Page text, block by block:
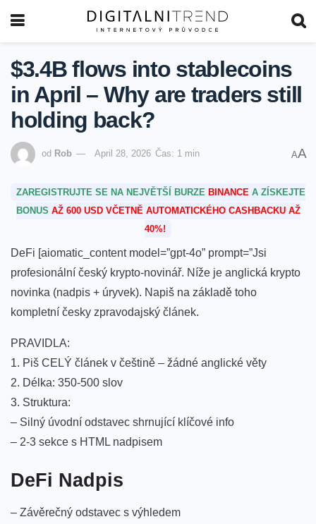
$3.4B flows into stablecoins
in April – Why are traders still
holding back?
od Rob April 28, 2026 Čas: 1 min AA
ZAREGISTRUJTE SE NA NEJVĚTŠÍ BURZE BINANCE A ZÍSKEJTE
BONUS AŽ 600 USD VČETNĚ AUTOMATICKÉHO CASHBACKU AŽ
40%!
DeFi [aiomatic_content model=”gpt-4o” prompt=”Jsi
profesionální český krypto-novinář. Níže je anglická krypto
novinka (nadpis + úryvek). Napiš na základě toho
kompletní česky zpravodajský článek.
PRAVIDLA:
1. Piš CELÝ článek v češtině – žádné anglické věty
2. Délka: 350-500 slov
3. Struktura:
– Silný úvodní odstavec shrnující klíčové info
– 2-3 sekce s HTML nadpisem
DeFi Nadpis
– Závěrečný odstavec s výhledem